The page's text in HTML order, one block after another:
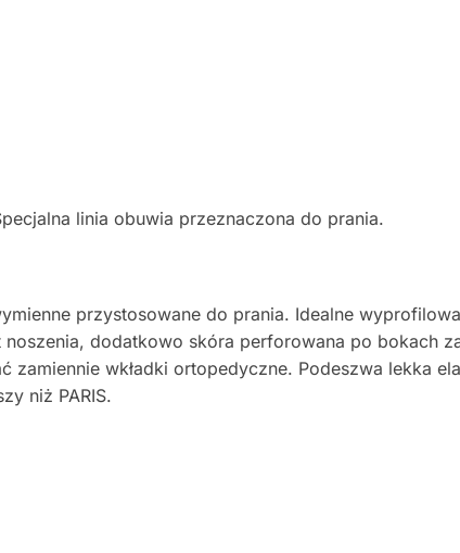
linia obuwia przeznaczona do prania.
przystosowane do prania. Idealne
dodatkowo skóra perforowana po bokach
zamiennie wkładki ortopedyczne. Podeszwa lekka
niż PARIS.